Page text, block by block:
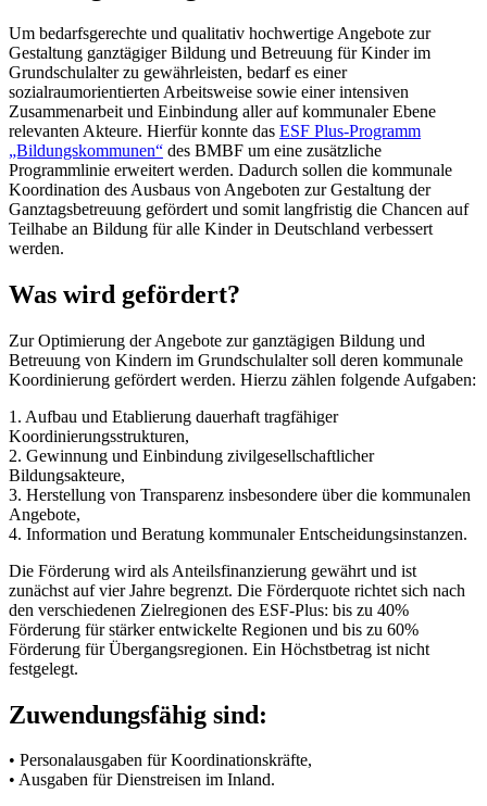
Um bedarfsgerechte und qualitativ hochwertige Angebote zur
Gestaltung ganztägiger Bildung und Betreuung für Kinder im
Grundschulalter zu gewährleisten, bedarf es einer
sozialraumorientierten Arbeitsweise sowie einer intensiven
Zusammenarbeit und Einbindung aller auf kommunaler Ebene
relevanten Akteure. Hierfür konnte das ESF Plus-Programm
„Bildungskommunen“ des BMBF um eine zusätzliche
Programmlinie erweitert werden. Dadurch sollen die kommunale
Koordination des Ausbaus von Angeboten zur Gestaltung der
Ganztagsbetreuung gefördert und somit langfristig die Chancen auf
Teilhabe an Bildung für alle Kinder in Deutschland verbessert
werden.
Was wird gefördert?
Zur Optimierung der Angebote zur ganztägigen Bildung und
Betreuung von Kindern im Grundschulalter soll deren kommunale
Koordinierung gefördert werden. Hierzu zählen folgende Aufgaben:
1. Aufbau und Etablierung dauerhaft tragfähiger
Koordinierungsstrukturen,
2. Gewinnung und Einbindung zivilgesellschaftlicher
Bildungsakteure,
3. Herstellung von Transparenz insbesondere über die kommunalen
Angebote,
4. Information und Beratung kommunaler Entscheidungsinstanzen.
Die Förderung wird als Anteilsfinanzierung gewährt und ist
zunächst auf vier Jahre begrenzt. Die Förderquote richtet sich nach
den verschiedenen Zielregionen des ESF-Plus: bis zu 40%
Förderung für stärker entwickelte Regionen und bis zu 60%
Förderung für Übergangsregionen. Ein Höchstbetrag ist nicht
festgelegt.
Zuwendungsfähig sind:
• Personalausgaben für Koordinationskräfte,
• Ausgaben für Dienstreisen im Inland.